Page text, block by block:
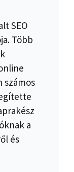
SEO
Több
számos
a
és